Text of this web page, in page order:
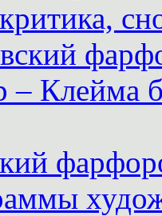
– Клейма